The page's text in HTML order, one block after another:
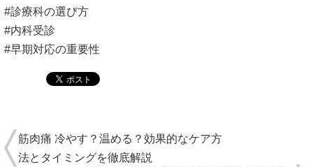
#診療科の選び方
#内科受診
#早期対応の重要性
筋肉痛 冷やす？温める？効果的なケア方
法とタイミングを徹底解説